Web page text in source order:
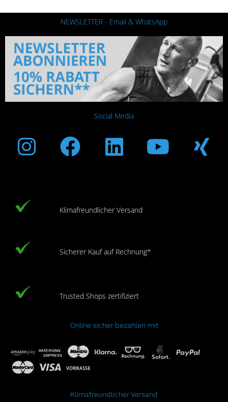
NEWSLETTER - Email & WhatsApp
Social Media
Instagram
Facebook
Linkedin
Klimafreundlicher Versand
Sicherer Kauf auf Rechnung*
Trusted Shops zertifiziert
Online sicher bezahlen mit
Klimafreundlicher Versand